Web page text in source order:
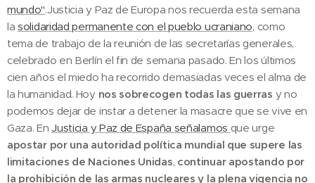
mundo".Justicia y Paz de Europa nos recuerda esta semana
lasolidaridad permanente con el pueblo ucraniano, como
tema de trabajo de la reunión de las secretarías generales,
celebrado en Berlín el fin de semana pasado. En los últimos
cien años el miedo ha recorrido demasiadas veces el alma de
la humanidad. Hoy nos sobrecogen todas las guerras y no
podemos dejar de instar a detener la masacre que se vive en
Gaza. EnJusticia y Paz de España señalamos que urge
apostar por una autoridad política mundial que supere las
limitaciones de Naciones Unidas, continuar apostando por
la prohibición de las armas nucleares y la plena vigencia no